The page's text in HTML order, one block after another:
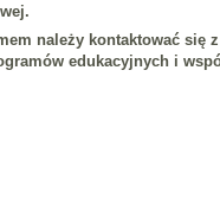
należy kontaktować się
edukacyjnych i